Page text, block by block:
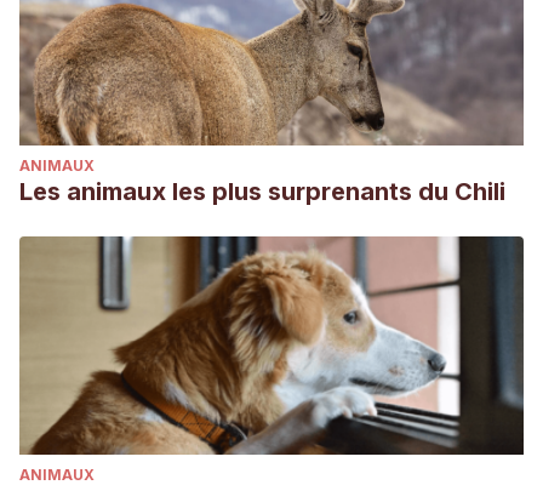
Naturalista. (s. f.). Charrasco Lanudo (Clinocottus analis)
NaturaLista.co. Recuperado 20 de mayo de 2021, de
https://colombia.inaturalist.org/taxa/117533-Clinocottus-analis
ANIMAUX
Les animaux les plus surprenants du Chili
ANIMAUX